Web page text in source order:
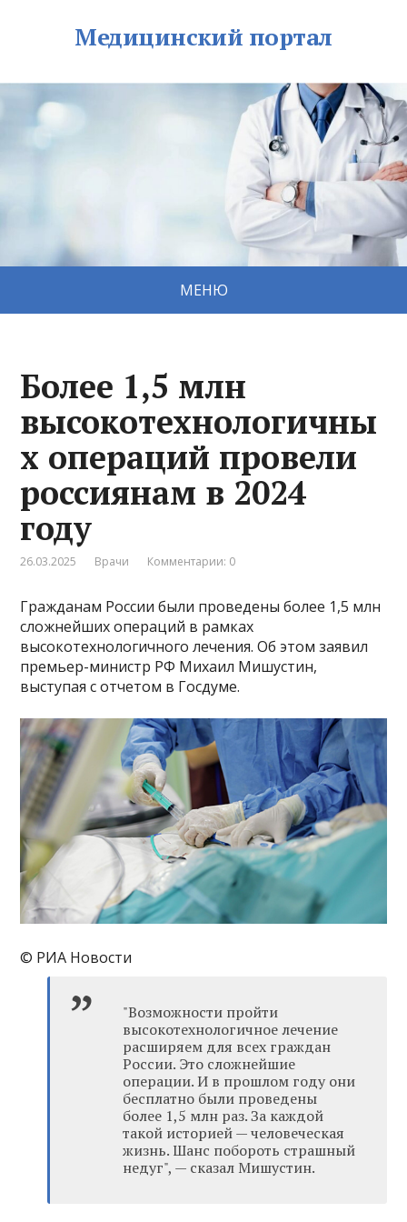
Медицинский портал
МЕНЮ
Более 1,5 млн
высокотехнологичны
х операций провели
россиянам в 2024
году
26.03.2025 Врачи Комментарии: 0
Гражданам России были проведены более 1,5 млн
сложнейших операций в рамках
высокотехнологичного лечения. Об этом заявил
премьер-министр РФ Михаил Мишустин,
выступая с отчетом в Госдуме.
© РИА Новости
"Возможности пройти
высокотехнологичное лечение
расширяем для всех граждан
России. Это сложнейшие
операции. И в прошлом году они
бесплатно были проведены
более 1,5 млн раз. За каждой
такой историей — человеческая
жизнь. Шанс побороть страшный
недуг", — сказал Мишустин.